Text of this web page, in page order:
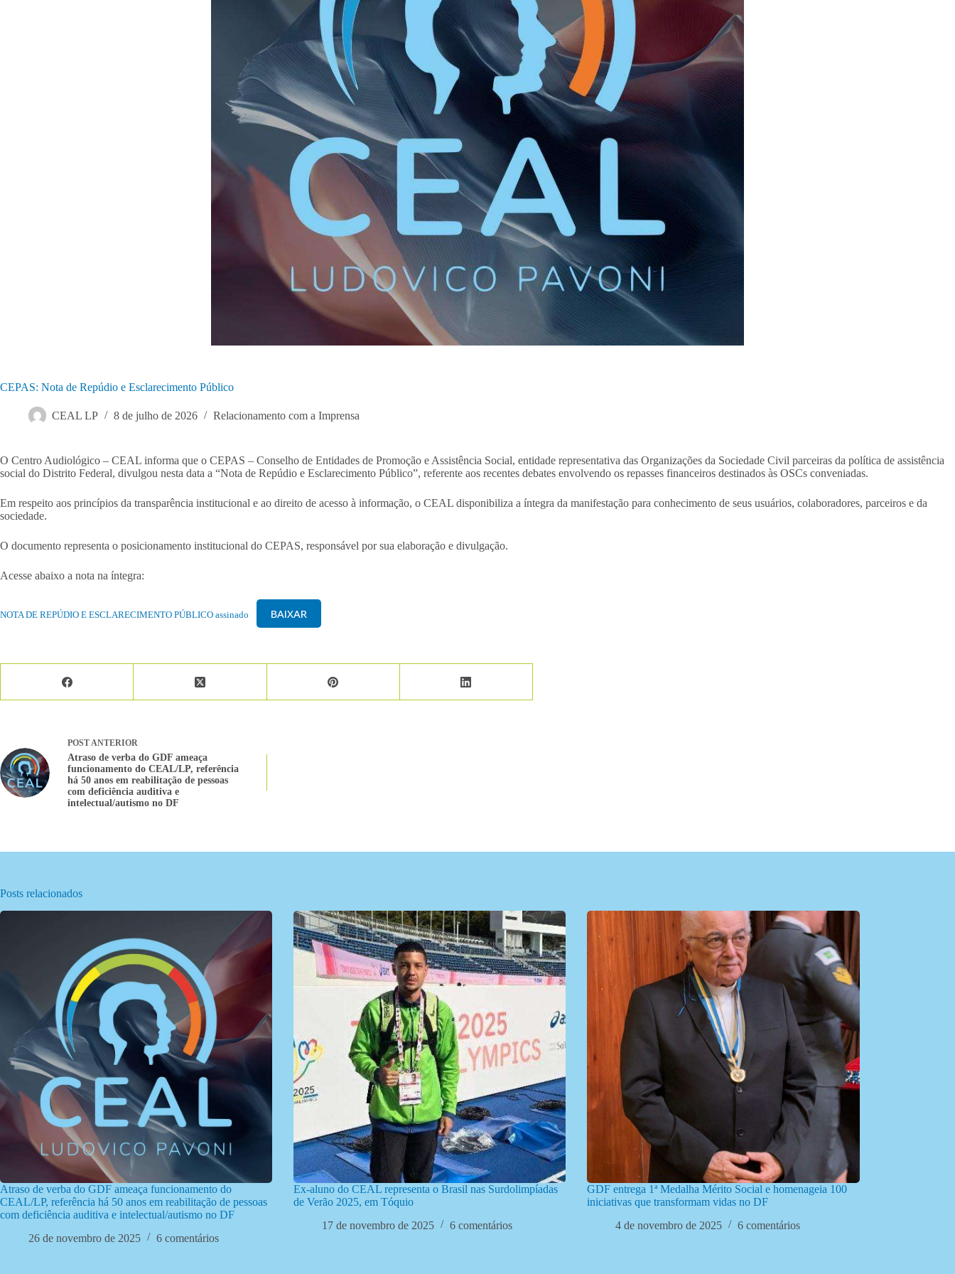
CEPAS: Nota de Repúdio e Esclarecimento Público
CEAL LP 8 de julho de 2026 Relacionamento com a Imprensa
O Centro Audiológico – CEAL informa que o CEPAS – Conselho de Entidades de Promoção e Assistência Social, entidade representativa das Organizações da Sociedade Civil parceiras da política de assistência
social do Distrito Federal, divulgou nesta data a “Nota de Repúdio e Esclarecimento Público”, referente aos recentes debates envolvendo os repasses financeiros destinados às OSCs conveniadas.
Em respeito aos princípios da transparência institucional e ao direito de acesso à informação, o CEAL disponibiliza a íntegra da manifestação para conhecimento de seus usuários, colaboradores, parceiros e da
sociedade.
O documento representa o posicionamento institucional do CEPAS, responsável por sua elaboração e divulgação.
Acesse abaixo a nota na íntegra:
NOTA DE REPÚDIO E ESCLARECIMENTO PÚBLICO assinado BAIXAR
POSTANTERIOR
Atraso de verba do GDF ameaça
funcionamento do CEAL/LP, referência
há 50 anos em reabilitação de pessoas
com deficiência auditiva e
intelectual/autismo no DF
Posts relacionados
Atraso de verba do GDF ameaça funcionamento do
CEAL/LP, referência há 50 anos em reabilitação de pessoas
com deficiência auditiva e intelectual/autismo no DF
26 de novembro de 2025
6 comentários
Ex-aluno do CEAL representa o Brasil nas Surdolimpíadas
de Verão 2025, em Tóquio
17 de novembro de 2025
6 comentários
GDF entrega 1ª Medalha Mérito Social e homenageia 100
iniciativas que transformam vidas no DF
4 de novembro de 2025
6 comentários